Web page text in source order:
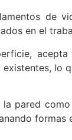
de
en el
lo
pared
formas